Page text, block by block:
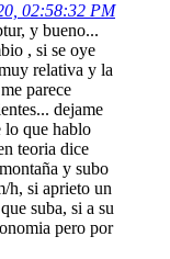
02:58:32 PM
y bueno...
, si se oye
relativa y la
parece
dejame
lo que hablo
teoria dice
y subo
h, si aprieto un
suba, si a su
pero por